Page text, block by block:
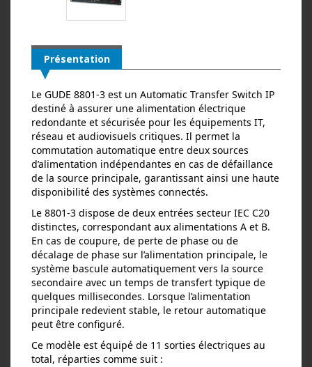
Présentation
Le GUDE 8801‑3 est un Automatic Transfer Switch IP
destiné à assurer une alimentation électrique
redondante et sécurisée pour les équipements IT,
réseau et audiovisuels critiques. Il permet la
commutation automatique entre deux sources
d’alimentation indépendantes en cas de défaillance
de la source principale, garantissant ainsi une haute
disponibilité des systèmes connectés.
Le 8801‑3 dispose de deux entrées secteur IEC C20
distinctes, correspondant aux alimentations A et B.
En cas de coupure, de perte de phase ou de
décalage de phase sur l’alimentation principale, le
système bascule automatiquement vers la source
secondaire avec un temps de transfert typique de
quelques millisecondes. Lorsque l’alimentation
principale redevient stable, le retour automatique
peut être configuré.
Ce modèle est équipé de 11 sorties électriques au
total, réparties comme suit :